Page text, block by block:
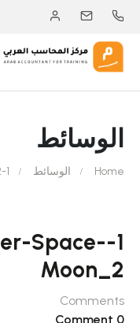
الوسائط
Home الوسائط 1-ipad-air-wallpaper-space-moon_2
Space-
Moon_2
Comments
0 Comment